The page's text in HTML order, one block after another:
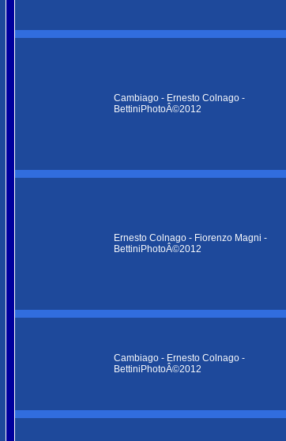
Cambiago - Ernesto Colnago -
BettiniPhotoÂ©2012
Ernesto Colnago - Fiorenzo Magni -
BettiniPhotoÂ©2012
Cambiago - Ernesto Colnago -
BettiniPhotoÂ©2012